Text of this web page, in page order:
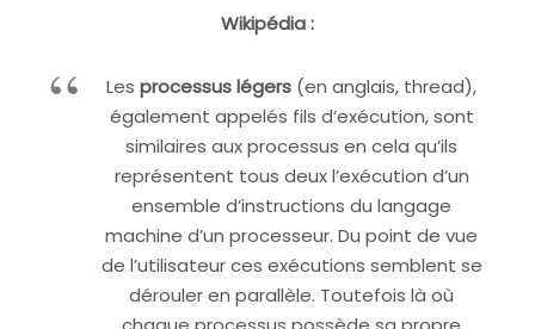
Wikipédia :
Les processus légers (en anglais, thread),
également appelés fils d’exécution, sont
similaires aux processus en cela qu’ils
représentent tous deux l’exécution d’un
ensemble d’instructions du langage
machine d’un processeur. Du point de vue
de l’utilisateur ces exécutions semblent se
dérouler en parallèle. Toutefois là où